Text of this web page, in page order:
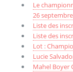
Le
26 septembre
Liste des
Liste des
Lot :
Lucie
Mahel Boyer